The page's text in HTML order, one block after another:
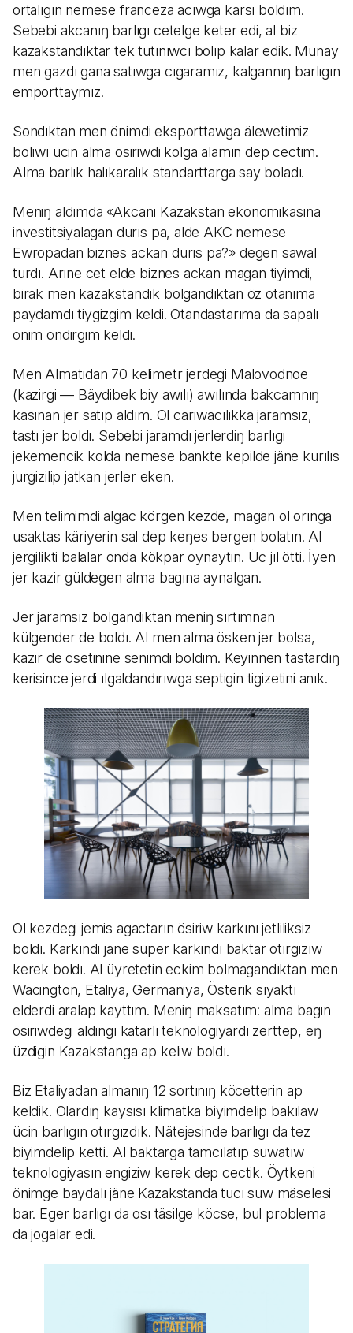
ortalıgın nemese franceza acıwga karsı boldım.
Sebebi akcanıŋ barlıgı cetelge keter edi, al biz
kazakstandıktar tek tutınıwcı bolıp kalar edik. Munay
men gazdı gana satıwga cıgaramız, kalgannıŋ barlıgın
emporttaymız.
Sondıktan men önimdi eksporttawga älewetimiz
bolıwı ücin alma ösiriwdi kolga alamın dep cectim.
Alma barlık halıkaralık standarttarga say boladı.
Meniŋ aldımda «Akcanı Kazakstan ekonomikasına
investitsiyalagan durıs pa, alde AKC nemese
Ewropadan biznes ackan durıs pa?» degen sawal
turdı. Arıne cet elde biznes ackan magan tiyimdi,
birak men kazakstandık bolgandıktan öz otanıma
paydamdı tiygizgim keldi. Otandastarıma da sapalı
önim öndirgim keldi.
Men Almatıdan 70 kelimetr jerdegi Malovodnoe
(kazirgi — Bäydibek biy awılı) awılında bakcamnıŋ
kasınan jer satıp aldım. Ol carıwacılıkka jaramsız,
tastı jer boldı. Sebebi jaramdı jerlerdiŋ barlıgı
jekemencik kolda nemese bankte kepilde jäne kurılıs
jurgizilip jatkan jerler eken.
Men telimimdi algac körgen kezde, magan ol orınga
usaktas käriyerin sal dep keŋes bergen bolatın. Al
jergilikti balalar onda kökpar oynaytın. Üc jıl ötti. İyen
jer kazir güldegen alma bagına aynalgan.
Jer jaramsız bolgandıktan meniŋ sırtımnan
külgender de boldı. Al men alma ösken jer bolsa,
kazır de ösetinine senimdi boldım. Keyinnen tastardıŋ
kerisince jerdi ılgaldandırıwga septigin tigizetini anık.
Ol kezdegi jemis agactarın ösiriw karkını jetliliksiz
boldı. Karkındı jäne super karkındı baktar otırgızıw
kerek boldı. Al üyretetin eckim bolmagandıktan men
Wacington, Etaliya, Germaniya, Österik sıyaktı
elderdi aralap kayttım. Meniŋ maksatım: alma bagın
ösiriwdegi aldıngı katarlı teknologiyardı zerttep, eŋ
üzdigin Kazakstanga ap keliw boldı.
Biz Etaliyadan almanıŋ 12 sortınıŋ köcetterin ap
keldik. Olardıŋ kaysısı klimatka biyimdelip bakılaw
ücin barlıgın otırgızdık. Nätejesinde barlıgı da tez
biyimdelip ketti. Al baktarga tamcılatıp suwatıw
teknologiyasın engiziw kerek dep cectik. Öytkeni
önimge baydalı jäne Kazakstanda tucı suw mäselesi
bar. Eger barlıgı da osı täsilge köcse, bul problema
da jogalar edi.